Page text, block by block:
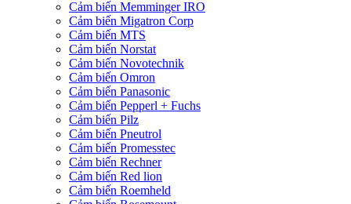
Cảm biến Memminger IRO
Cảm biến Migatron Corp
Cảm biến MTS
Cảm biến Norstat
Cảm biến Novotechnik
Cảm biến Omron
Cảm biến Panasonic
Cảm biến Pepperl + Fuchs
Cảm biến Pilz
Cảm biến Pneutrol
Cảm biến Promesstec
Cảm biến Rechner
Cảm biến Red lion
Cảm biến Roemheld